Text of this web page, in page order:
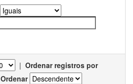
| Ordenar registros por
Ordenar